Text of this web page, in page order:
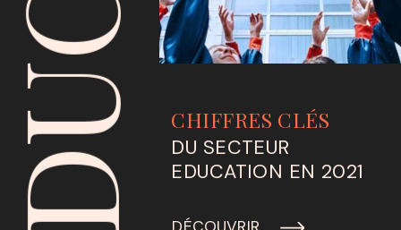
CHIFFRES CLÉS
DU SECTEUR
EDUCATION EN 2021